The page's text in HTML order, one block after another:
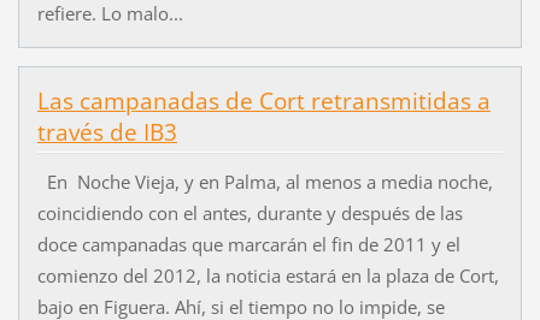
refiere. Lo malo...
Las campanadas de Cort retransmitidas a
través de IB3
En Noche Vieja, y en Palma, al menos a media noche,
coincidiendo con el antes, durante y después de las
doce campanadas que marcarán el fin de 2011 y el
comienzo del 2012, la noticia estará en la plaza de Cort,
bajo en Figuera. Ahí, si el tiempo no lo impide, se